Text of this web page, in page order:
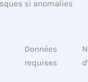
si anomalies
Données
requises